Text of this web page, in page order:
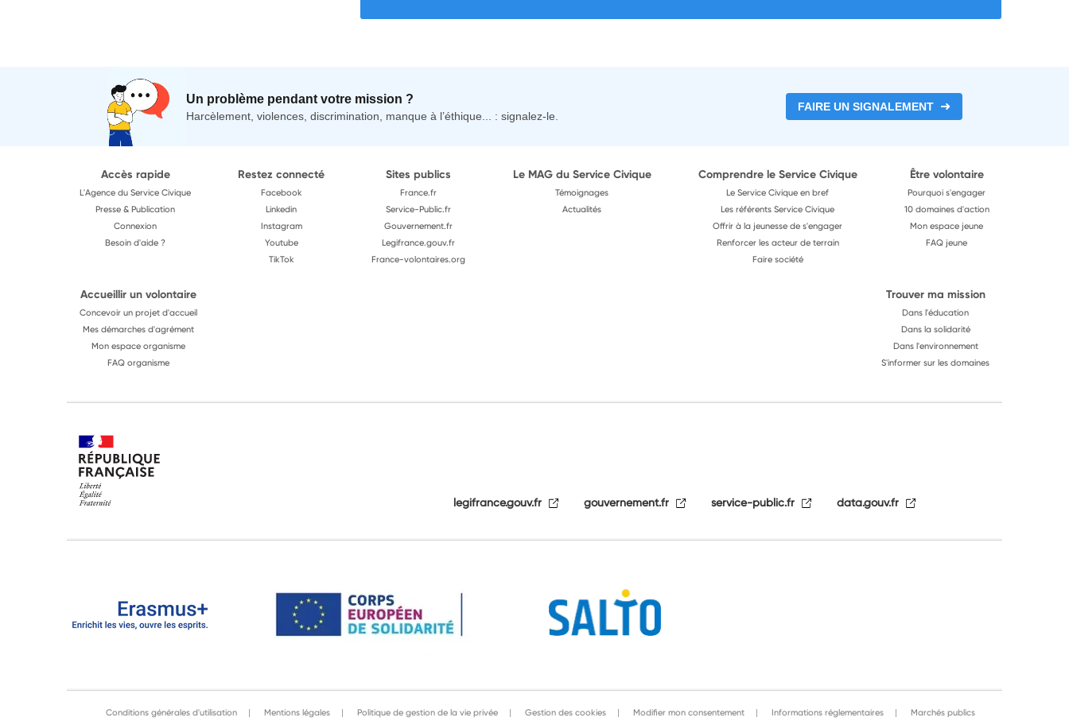
Un problème pendant votre mission ?
Harcèlement, violences, discrimination, manque à l’éthique... : signalez-le.
FAIRE UN SIGNALEMENT
Accès rapide
L'Agence du Service Civique
Presse & Publication
Connexion
Besoin d'aide ?
Restez connecté
Facebook
Linkedin
Instagram
Youtube
TikTok
Sites publics
France.fr
Service-Public.fr
Gouvernement.fr
Legifrance.gouv.fr
France-volontaires.org
Le MAG du Service Civique
Témoignages
Actualités
Comprendre le Service Civique
Le Service Civique en bref
Les référents Service Civique
Offrir à la jeunesse de s'engager
Renforcer les acteur de terrain
Faire société
Être volontaire
Pourquoi s'engager
10 domaines d'action
Mon espace jeune
FAQ jeune
Accueillir un volontaire
Concevoir un projet d'accueil
Mes démarches d'agrément
Mon espace organisme
FAQ organisme
Trouver ma mission
Dans l'éducation
Dans la solidarité
Dans l'environnement
S'informer sur les domaines
legifrance.gouv.fr gouvernement.fr service-public.fr data.gouv.fr
Conditions générales d'utilisation Mentions légales Politique de gestion de la vie privée Gestion des cookies Modifier mon consentement Informations réglementaires
Marchés publics